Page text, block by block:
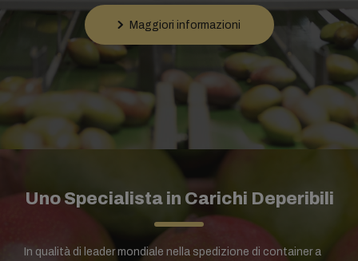
Maggiori informazioni
Uno Specialista in Carichi Deperibili
In qualità di leader mondiale nella spedizione di container a